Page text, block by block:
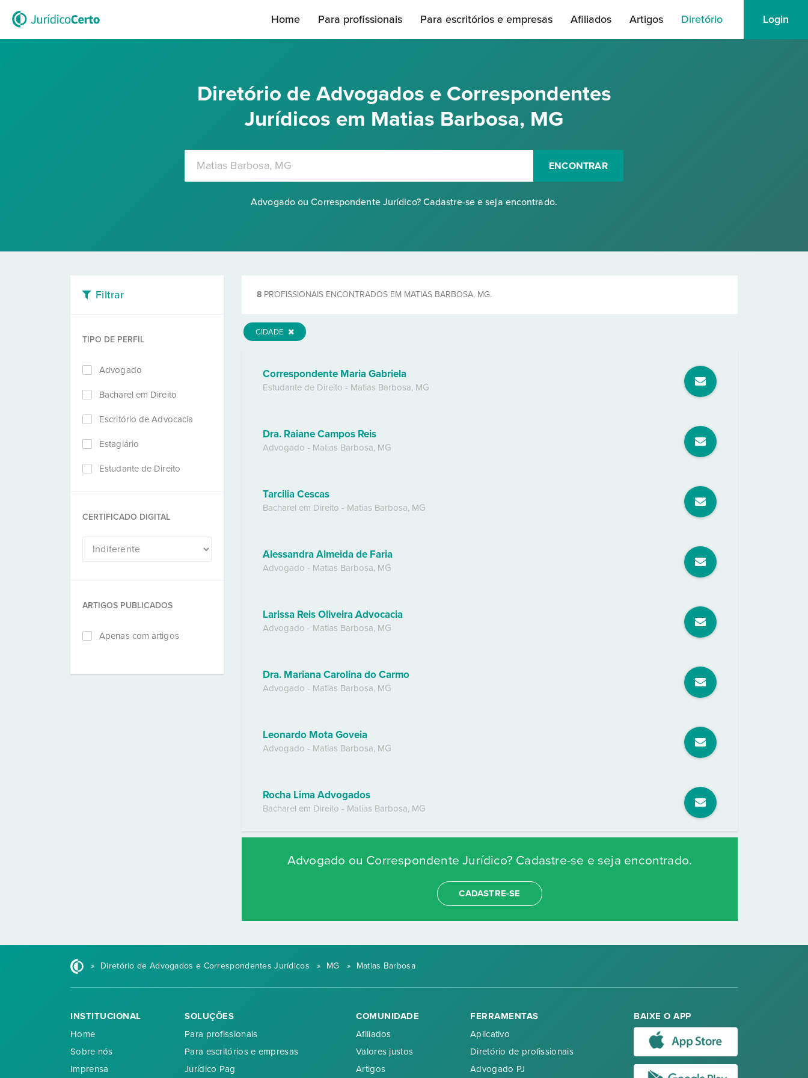
Home Para profissionais Para escritórios e empresas Afiliados Artigos Diretório Login
Diretório de Advogados e Correspondentes
Jurídicos em Matias Barbosa, MG
ENCONTRAR
Advogado ou Correspondente Jurídico? Cadastre-se e seja encontrado.
Filtrar
TIPO DE PERFIL
Advogado
Bacharel em Direito
Escritório de Advocacia
Estagiário
Estudante de Direito
CERTIFICADO DIGITAL
ARTIGOS PUBLICADOS
Apenas com artigos
8 PROFISSIONAIS ENCONTRADOS EM MATIAS BARBOSA, MG.
CIDADE
Correspondente Maria Gabriela
Estudante de Direito - Matias Barbosa, MG
Dra. Raiane Campos Reis
Advogado - Matias Barbosa, MG
Tarcilia Cescas
Bacharel em Direito - Matias Barbosa, MG
Alessandra Almeida de Faria
Advogado - Matias Barbosa, MG
Larissa Reis Oliveira Advocacia
Advogado - Matias Barbosa, MG
Dra. Mariana Carolina do Carmo
Advogado - Matias Barbosa, MG
Leonardo Mota Goveia
Advogado - Matias Barbosa, MG
Rocha Lima Advogados
Bacharel em Direito - Matias Barbosa, MG
Advogado ou Correspondente Jurídico? Cadastre-se e seja encontrado.
CADASTRE-SE
» Diretório de Advogados e Correspondentes Jurídicos » MG » Matias Barbosa
INSTITUCIONAL
Home
Sobre nós
Imprensa
SOLUÇÕES
Para profissionais
Para escritórios e empresas
Jurídico Pag
COMUNIDADE
Afiliados
Valores justos
Artigos
FERRAMENTAS
Aplicativo
Diretório de profissionais
Advogado PJ
BAIXE O APP